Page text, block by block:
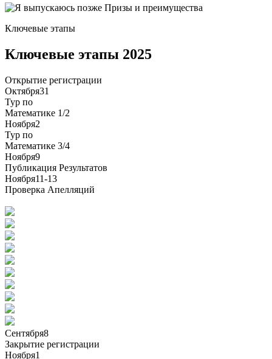
Призы и преимущества
Ключевые этапы
Ключевые этапы 2025
Открытие регистрации
Октября31
Тур по
Математике 1/2
Ноября2
Тур по
Математике 3/4
Ноября9
Публикация Результатов
Ноября11-13
Проверка Апелляций
Сентября8
Закрытие регистрации
Ноября1